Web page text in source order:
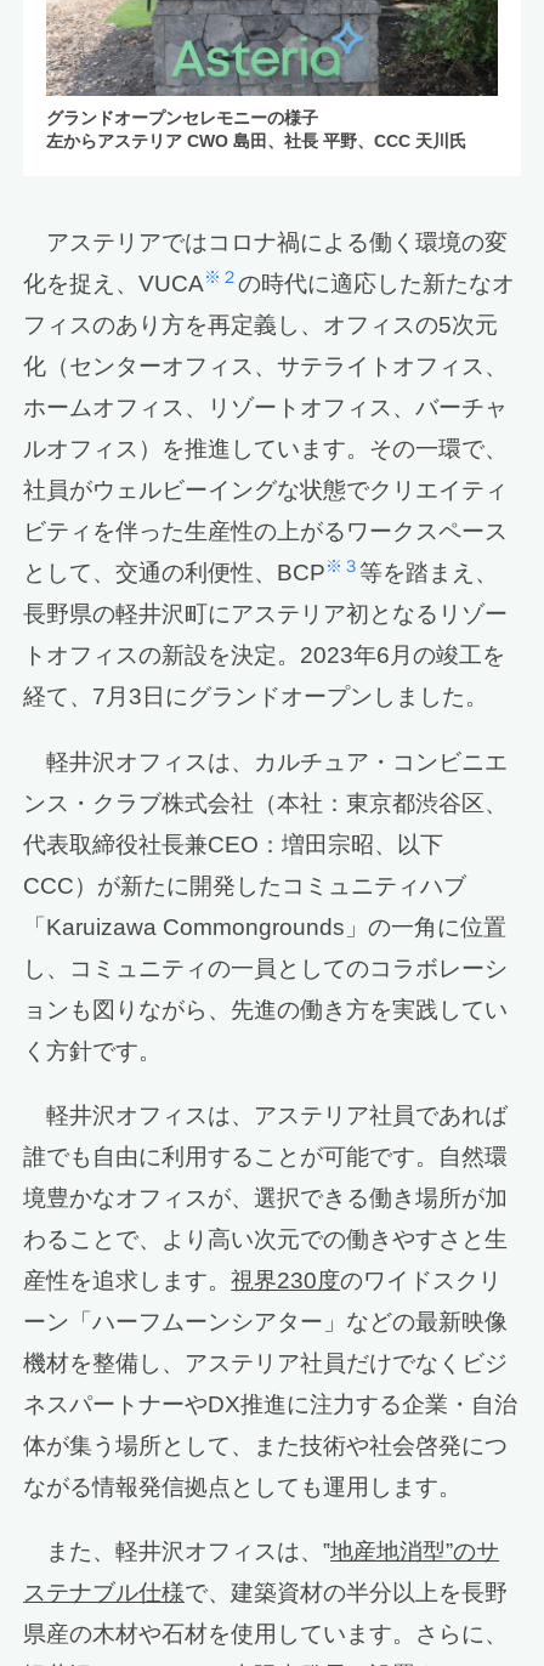
グランドオープンセレモニーの様子
左からアステリア CWO 島田、社長 平野、CCC 天川氏
アステリアではコロナ禍による働く環境の変
化を捉え、VUCA※２の時代に適応した新たなオ
フィスのあり方を再定義し、オフィスの5次元
化（センターオフィス、サテライトオフィス、
ホームオフィス、リゾートオフィス、バーチャ
ルオフィス）を推進しています。その一環で、
社員がウェルビーイングな状態でクリエイティ
ビティを伴った生産性の上がるワークスペース
として、交通の利便性、BCP※３等を踏まえ、
長野県の軽井沢町にアステリア初となるリゾー
トオフィスの新設を決定。2023年6月の竣工を
経て、7月3日にグランドオープンしました。
軽井沢オフィスは、カルチュア・コンビニエ
ンス・クラブ株式会社（本社：東京都渋谷区、
代表取締役社長兼CEO：増田宗昭、以下
CCC）が新たに開発したコミュニティハブ
「Karuizawa Commongrounds」の一角に位置
し、コミュニティの一員としてのコラボレーシ
ョンも図りながら、先進の働き方を実践してい
く方針です。
軽井沢オフィスは、アステリア社員であれば
誰でも自由に利用することが可能です。自然環
境豊かなオフィスが、選択できる働き場所が加
わることで、より高い次元での働きやすさと生
産性を追求します。視界230度のワイドスクリ
ーン「ハーフムーンシアター」などの最新映像
機材を整備し、アステリア社員だけでなくビジ
ネスパートナーやDX推進に注力する企業・自治
体が集う場所として、また技術や社会啓発につ
ながる情報発信拠点としても運用します。
また、軽井沢オフィスは、‟地産地消型”のサ
ステナブル仕様で、建築資材の半分以上を長野
県産の木材や石材を使用しています。さらに、